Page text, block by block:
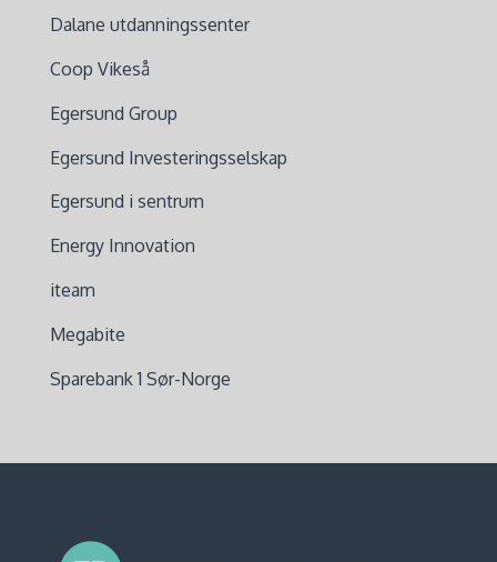
Dalane utdanningssenter
Coop Vikeså
Egersund Group
Egersund Investeringsselskap
Egersund i sentrum
Energy Innovation
iteam
Megabite
Sparebank 1 Sør-Norge